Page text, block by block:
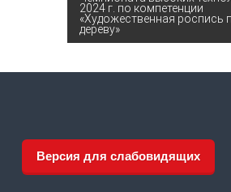
и
г
ц
и
2024 г. по компетенции
«Художественная роспись
дереву»
Версия для слабовидящих